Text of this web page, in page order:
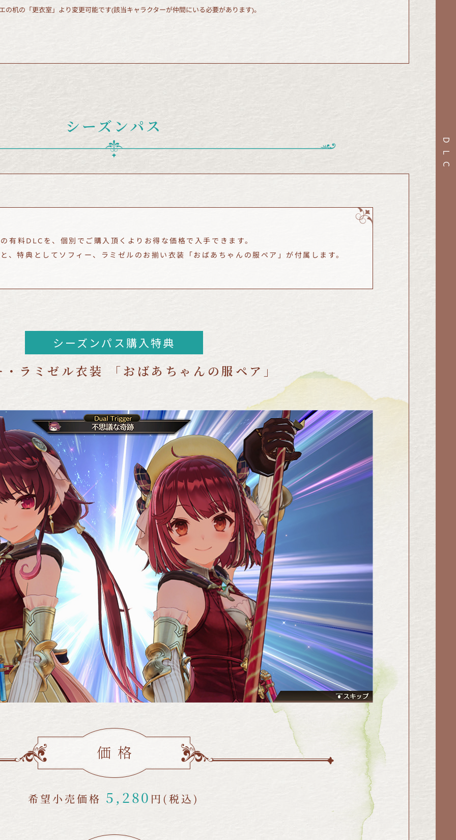
DLC
机の「更衣室」より変更可能です(該当キャラクターが仲間にいる必要があります)。
シーズンパス
有料DLCを、個別でご購入頂くよりお得な価格で入手できます。
、特典としてソフィー、ラミゼルのお揃い衣装「おばあちゃんの服ペア」が付属します。
シーズンパス購入特典
・ラミゼル衣装 「おばあちゃんの服ペア」
価格
希望小売価格 5,280 円(税込)